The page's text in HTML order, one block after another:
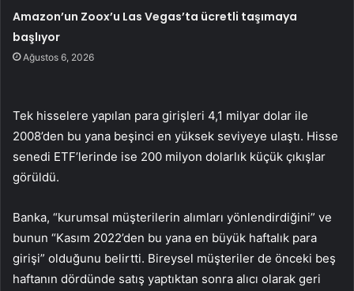
Amazon’un Zoox’u Las Vegas’ta ücretli taşımaya
başlıyor
Ağustos 6, 2026
Tek hisselere yapılan para girişleri 4,1 milyar dolar ile
2008’den bu yana beşinci en yüksek seviyeye ulaştı. Hisse
senedi ETF’lerinde ise 200 milyon dolarlık küçük çıkışlar
görüldü.
Banka, “kurumsal müşterilerin alımları yönlendirdiğini” ve
bunun “Kasım 2022’den bu yana en büyük haftalık para
girişi” olduğunu belirtti. Bireysel müşteriler de önceki beş
haftanın dördünde satış yaptıktan sonra alıcı olarak geri